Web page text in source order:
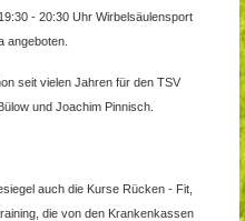
- 20:30 Uhr Wirbelsäulensport
angeboten.
seit vielen Jahren für den TSV
und Joachim Pinnisch.
auch die Kurse Rücken - Fit,
die von den Krankenkassen